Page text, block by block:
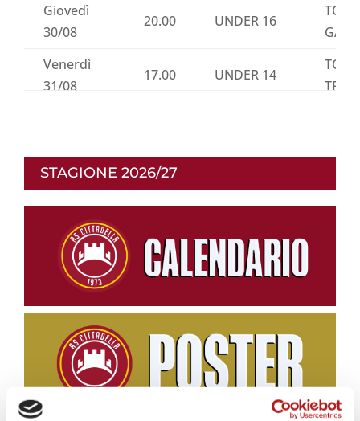
Giovedì
30/08
20.00 UNDER 16
Venerdì
31/08
17.00 UNDER 14
Sabato
1/09
15.30
Sabato
1/09
16.00 PRIMAVERA
Domenica
Domenica
2/09
10.00 UNDER 15
STAGIONE 2026/27